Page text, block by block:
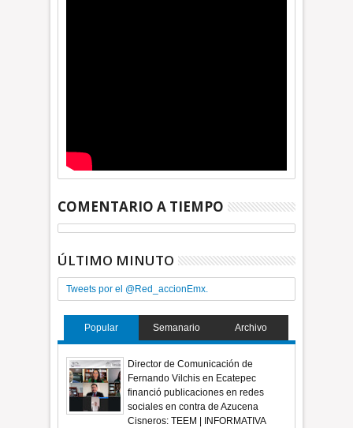
COMENTARIO A TIEMPO
ÚLTIMO MINUTO
Tweets por el @Red_accionEmx.
Popular Semanario Archivo
Director de Comunicación de
Fernando Vilchis en Ecatepec
financió publicaciones en redes
sociales en contra de Azucena
Cisneros: TEEM | INFORMATIVA